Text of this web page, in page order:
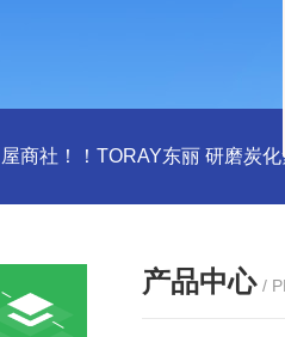
商社！！TORAY东丽 研磨炭
产品中心 /